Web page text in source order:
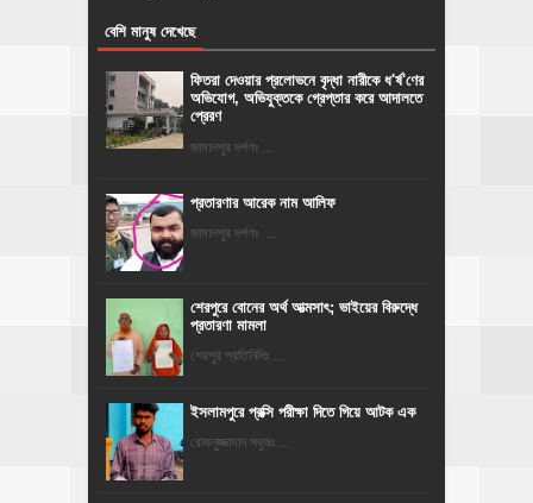
বেশি মানুষ দেখেছে
ফিতরা দেওয়ার প্রলোভনে বৃদ্ধা নারীকে ধ'র্ষ'ণের
অভিযোগ, অভিযুক্তকে গ্রেপ্তার করে আদালতে
প্রেরণ
জামালপুর দর্পণঃ ...
প্রতারণার আরেক নাম আলিফ
জামালপুর দর্পণঃ ...
শেরপুরে বোনের অর্থ আত্মসাৎ; ভাইয়ের বিরুদ্ধে
প্রতারণা মামলা
শেরপুর প্রতিনিধিঃ ...
ইসলামপুরে প্রক্সি পরীক্ষা দিতে গিয়ে আটক এক
রোকনুজ্জামান সবুজঃ ...